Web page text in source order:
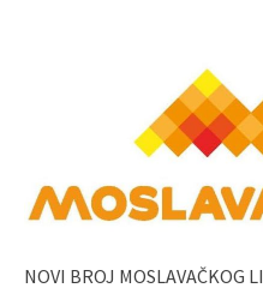
NOVI BROJ MOSLAVAČKOG